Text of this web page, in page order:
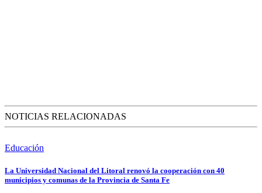
NOTICIAS RELACIONADAS
Educación
La Universidad Nacional del Litoral renovó la cooperación con 40
municipios y comunas de la Provincia de Santa Fe